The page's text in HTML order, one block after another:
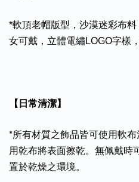
*軟頂老帽版型，沙漠迷彩布
女可戴，立體電繡LOGO字樣
【日常清潔】
*所有材質之飾品皆可使用軟
用乾布將表面擦乾。無佩戴時
置於乾燥之環境。